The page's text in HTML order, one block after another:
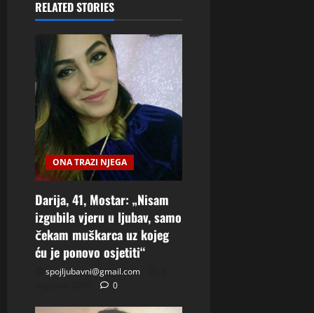
RELATED STORIES
ONA TRAZI NJEGA
Darija, 41, Mostar: „Nisam
izgubila vjeru u ljubav, samo
čekam muškarca uz kojeg
ću je ponovo osjetiti“
spojljubavni@gmail.com
0